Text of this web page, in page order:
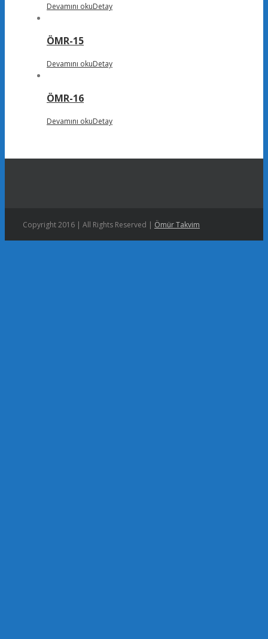
Devamını okuDetay
ÖMR-15
Devamını okuDetay
ÖMR-16
Devamını okuDetay
Copyright 2016 | All Rights Reserved | Ömür Takvim